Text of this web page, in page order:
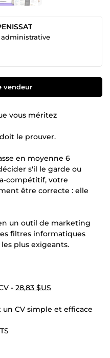
vendeur
vous méritez
le prouver.
en moyenne 6
s'il le garde ou
compétitif, votre
être correcte : elle
un outil de marketing
filtres informatiques
plus exigeants.
- 28,83 $US
CV simple et efficace